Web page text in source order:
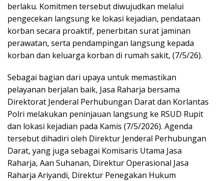
berlaku. Komitmen tersebut diwujudkan melalui
pengecekan langsung ke lokasi kejadian, pendataan
korban secara proaktif, penerbitan surat jaminan
perawatan, serta pendampingan langsung kepada
korban dan keluarga korban di rumah sakit, (7/5/26).
Sebagai bagian dari upaya untuk memastikan
pelayanan berjalan baik, Jasa Raharja bersama
Direktorat Jenderal Perhubungan Darat dan Korlantas
Polri melakukan peninjauan langsung ke RSUD Rupit
dan lokasi kejadian pada Kamis (7/5/2026). Agenda
tersebut dihadiri oleh Direktur Jenderal Perhubungan
Darat, yang juga sebagai Komisaris Utama Jasa
Raharja, Aan Suhanan, Direktur Operasional Jasa
Raharja Ariyandi, Direktur Penegakan Hukum